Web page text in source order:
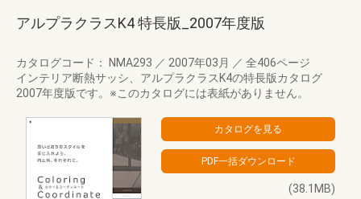
アルプラクラスK4 特長版_2007年度版
カタログコード： NMA293 ／ 2007年03月 ／ 全406ページ
インテリア断熱サッシ、アルプラクラスK4の特長版カタログ
2007年度版です。※このカタログには表紙がありません。
(38.1MB)